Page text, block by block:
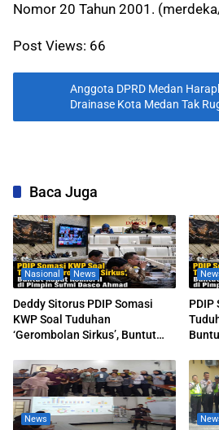
Nomor 20 Tahun 2001.
Post Views: 66
Anggota DPRD Medan
Drainase Kota Medan Tak
Baca Juga
Nasional News
Deddy Sitorus PDIP Somasi
KWP Soal Tuduhan
‘Gerombolan Sirkus’, Buntut
Dasco Ahmad
PDIP
News